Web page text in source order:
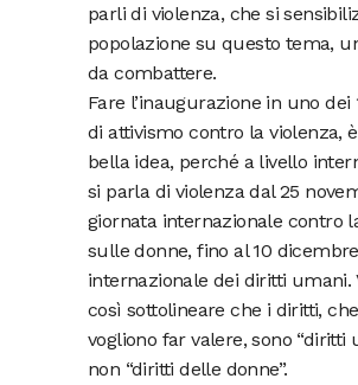
parli di violenza, che si
popolazione su questo tema,
da combattere.
Fare l’inaugurazione in uno dei
di attivismo contro la violenza,
bella idea, perché a livello
si parla di violenza dal 25
giornata internazionale contro
sulle donne, fino al 10
internazionale dei diritti umani.
così sottolineare che i diritti,
vogliono far valere, sono “diritti
non “diritti delle donne”.